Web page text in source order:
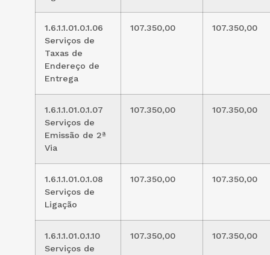
1.6.1.1.01.0.1.06
Serviços de
Taxas de
Endereço de
Entrega
107.350,00 107.350,00
1.6.1.1.01.0.1.07
Serviços de
Emissão de 2ª
Via
107.350,00 107.350,00
1.6.1.1.01.0.1.08
Serviços de
Ligação
107.350,00 107.350,00
1.6.1.1.01.0.1.10
Serviços de
107.350,00 107.350,00